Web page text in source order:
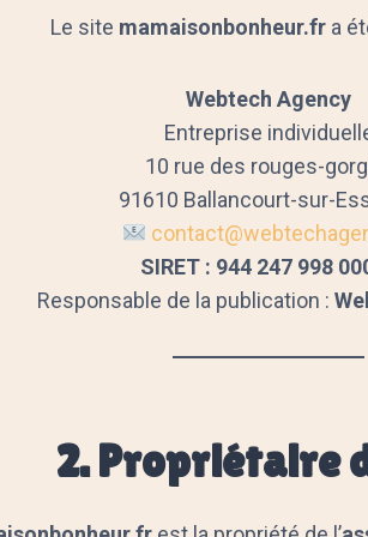
Le site mamaisonbonheur.fr a
Webtech Agency
Entreprise
10 rue des rouges-
91610 Ballancourt-sur-
SIRET : 944 247 998
Responsable de la publication :
2. Propriétaire